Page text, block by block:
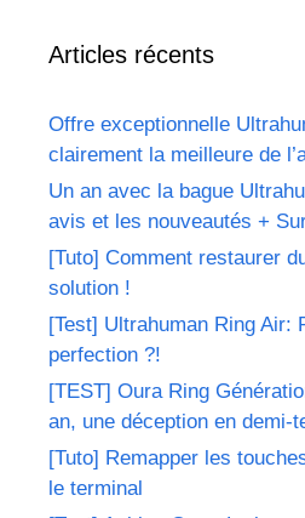
Articles récents
Offre exceptionnelle
clairement la meilleure de
Un an avec la bague
avis et les nouveautés +
[Tuto] Comment restaurer
solution !
[Test] Ultrahuman Ring Air:
perfection ?!
[TEST] Oura Ring
an, une déception en demi-
[Tuto] Remapper les
le terminal